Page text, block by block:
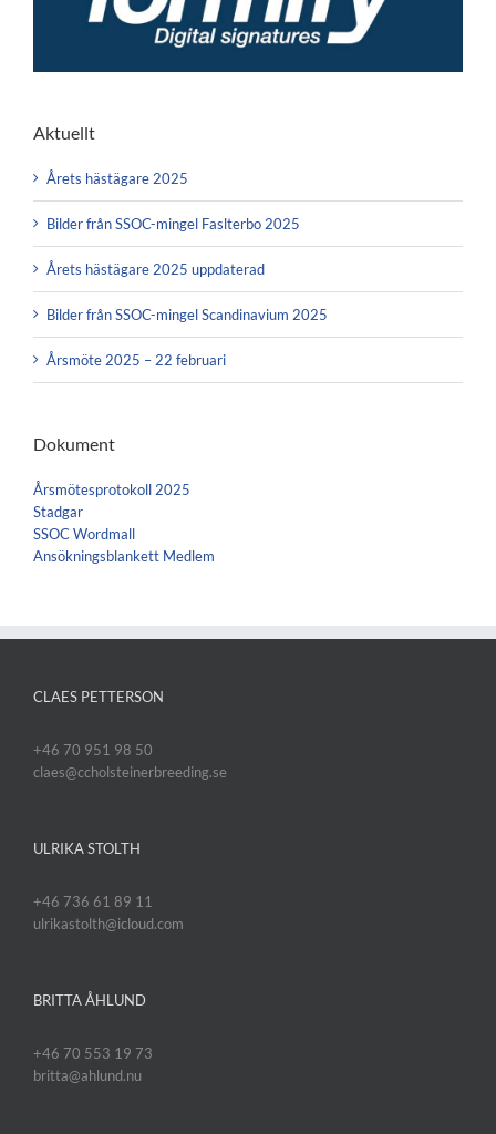
Aktuellt
Årets hästägare 2025
Bilder från SSOC-mingel Faslterbo 2025
Årets hästägare 2025 uppdaterad
Bilder från SSOC-mingel Scandinavium 2025
Årsmöte 2025 – 22 februari
Dokument
Årsmötesprotokoll 2025
Stadgar
SSOC Wordmall
Ansökningsblankett Medlem
CLAES PETTERSON
+46 70 951 98 50
claes@ccholsteinerbreeding.se
ULRIKA STOLTH
+46 736 61 89 11
ulrikastolth@icloud.com
BRITTA ÅHLUND
+46 70 553 19 73
britta@ahlund.nu